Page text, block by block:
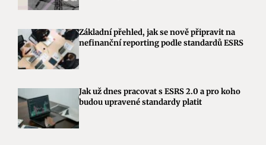
Základní přehled, jak se nově připravit na
nefinanční reporting podle standardů ESRS
Jak už dnes pracovat s ESRS 2.0 a pro koho
budou upravené standardy platit